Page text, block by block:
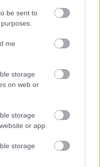
be sent to
me
storage
on web or
storage
or app.
storage
Ha tápanyagdús
tartjuk, akkor
jelenti azt, hogy
nem csak
belőle
pályafutását.